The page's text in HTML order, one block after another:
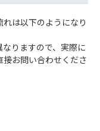
は以下のようになり
りますので、実際に
お問い合わせくださ